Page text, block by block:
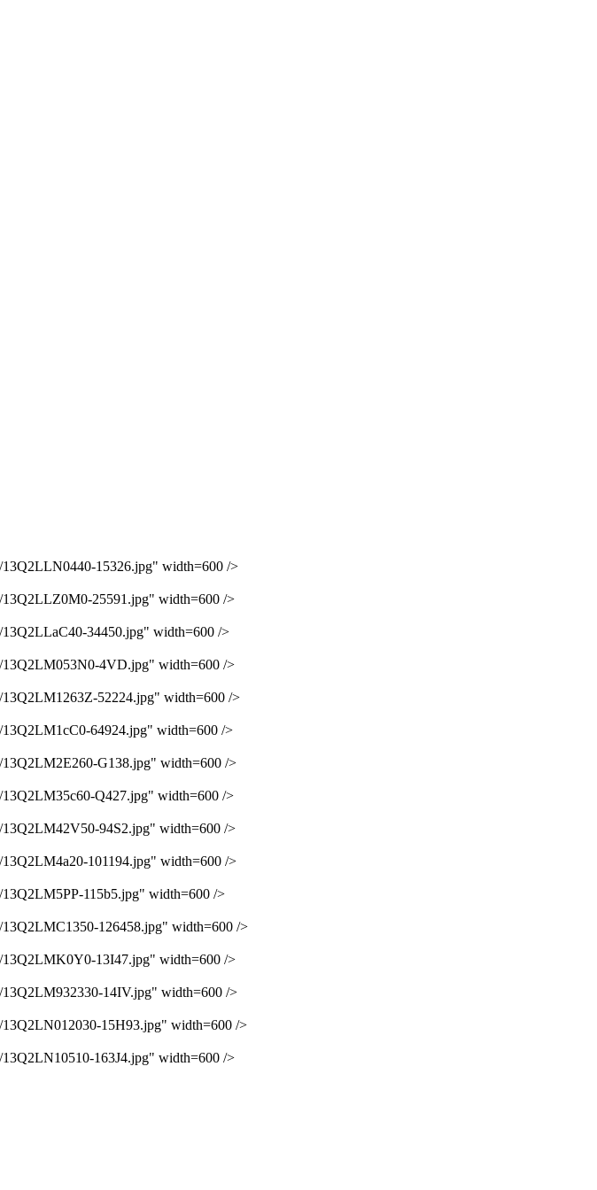
15326.jpg" width=600 />
25591.jpg" width=600 />
34450.jpg" width=600 />
4VD.jpg" width=600 />
52224.jpg" width=600 />
64924.jpg" width=600 />
G138.jpg" width=600 />
Q427.jpg" width=600 />
94S2.jpg" width=600 />
101194.jpg" width=600 />
115b5.jpg" width=600 />
126458.jpg" width=600 />
13I47.jpg" width=600 />
14IV.jpg" width=600 />
15H93.jpg" width=600 />
163J4.jpg" width=600 />